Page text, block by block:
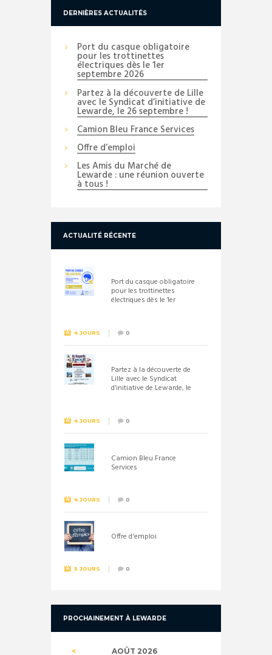
DERNIÈRES ACTUALITÉS
Port du casque obligatoire
pour les trottinettes
électriques dès le 1er
septembre 2026
Partez à la découverte de Lille
avec le Syndicat d’initiative de
Lewarde, le 26 septembre !
Camion Bleu France Services
Offre d’emploi
Les Amis du Marché de
Lewarde : une réunion ouverte
à tous !
ACTUALITÉ RÉCENTE
Port du casque obligatoire
pour les trottinettes
électriques dès le 1er
4 JOURS 0
Partez à la découverte de
Lille avec le Syndicat
d’initiative de Lewarde, le
4 JOURS 0
Camion Bleu France
Services
4 JOURS 0
Offre d'emploi
5 JOURS 0
PROCHAINEMENT À LEWARDE
AOÛT 2026